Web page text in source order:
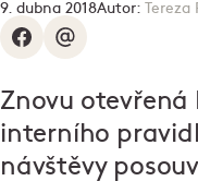
9. dubna 2018Autor:
Znovu otevřená
interního
návštěvy